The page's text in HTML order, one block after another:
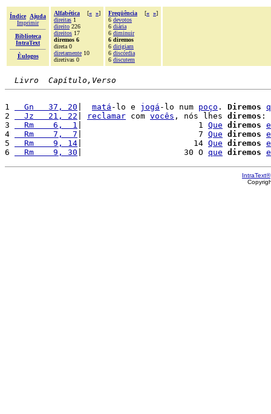
Índice
Ajuda
Imprimir
Biblioteca
IntraText
Èulogos
Alfabética [« »]
direitas 1
direito 226
direitos 17
diremos 6
direta 0
diretamente 10
diretivas 0
Freqüência [« »]
6 devotos
6 diária
6 diminuir
6 diremos
6 dirigiam
6 discórdia
6 discutem
Livro  Capítulo,Verso
1
  Gn   37, 20
matá -lo e jogá -lo num poço . Diremos
2
  Jz   21, 22
reclamar com vocês , nós lhes diremos :
3
  Rm    6,  1
|                        1 Que diremos
4
  Rm    7,  7
|                        7 Que diremos
5
  Rm    9, 14
|                       14 Que diremos
6
  Rm    9, 30
|                     30 O que diremos
IntraText®